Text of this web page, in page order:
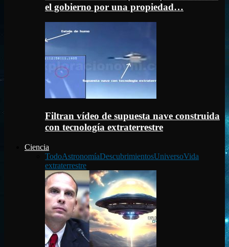
el gobierno por una propiedad…
Filtran vídeo de supuesta nave construida
con tecnología extraterrestre
Ciencia
TodoAstronomíaDescubrimientosUniversoVida
extraterrestre